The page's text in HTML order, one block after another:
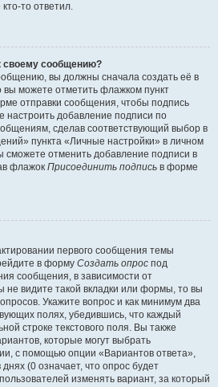
то ответил.
своему сообщению?
вы должны сначала создать её в
вы можете отметить флажком пункт
отправки сообщения, чтобы подпись
настроить добавление подписи по
сделав соответствующий выбор в
пункта «Личные настройки» в личном
сможете отменить добавление подписи в
флажок Присоединить подпись в форме
первого сообщения темы
в форму Создать опрос под
сообщения, в зависимости от
не видите такой вкладки или формы, то вы
Укажите вопрос и как минимум два
полях, убедившись, что каждый
строке текстового поля. Вы также
которые могут выбрать
с помощью опции «Вариантов ответа»,
(0 означает, что опрос будет
изменять вариант, за который